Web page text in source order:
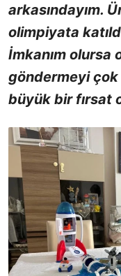
arkasındayım.
olimpiyata
İmkanım olursa
göndermeyi çok
büyük bir fırsat